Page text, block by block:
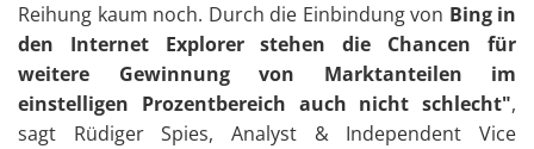
Reihung kaum noch. Durch die Einbindung von Bing in
den Internet Explorer stehen die Chancen für
weitere Gewinnung von Marktanteilen im
einstelligen Prozentbereich auch nicht schlecht",
sagt Rüdiger Spies, Analyst & Independent Vice